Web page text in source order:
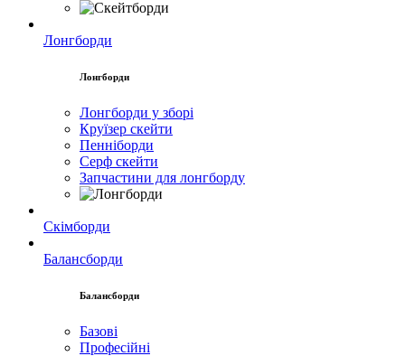
Лонгборди
Лонгборди
Лонгборди у зборі
Круїзер скейти
Пенніборди
Серф скейти
Запчастини для лонгборду
Скімборди
Балансборди
Балансборди
Базові
Професійні